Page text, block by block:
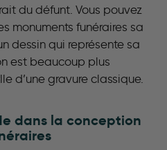
du défunt. Vous pouvez
monuments funéraires sa
dessin qui représente sa
est beaucoup plus
d’une gravure classique.
dans la conception